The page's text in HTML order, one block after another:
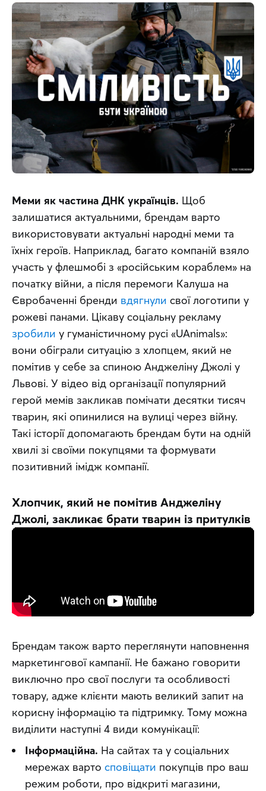
Меми як частина ДНК українців. Щоб
залишатися актуальними, брендам варто
використовувати актуальні народні меми та
їхніх героїв. Наприклад, багато компаній взяло
участь у флешмобі з «російським кораблем» на
початку війни, а після перемоги Калуша на
Євробаченні бренди вдягнули свої логотипи у
зробили у гуманістичному русі «UAnimals»:
вони обіграли ситуацію з хлопцем, який не
помітив у себе за спиною Анджеліну Джолі у
Львові. У відео від організації популярний
герой мемів закликав помічати десятки тисяч
тварин, які опинилися на вулиці через війну.
Такі історії допомагають брендам бути на одній
хвилі зі своїми покупцями та формувати
позитивний імідж компанії.
Хлопчик, який не помітив Анджеліну
Джолі, закликає брати тварин із притулків
Брендам також варто переглянути наповнення
маркетингової кампанії. Не бажано говорити
виключно про свої послуги та особливості
товару, адже клієнти мають великий запит на
корисну інформацію та підтримку. Тому можна
виділити наступні 4 види комунікації:
Інформаційна. На сайтах та у соціальних
мережах варто сповіщати покупців про ваш
режим роботи, про відкриті магазини,